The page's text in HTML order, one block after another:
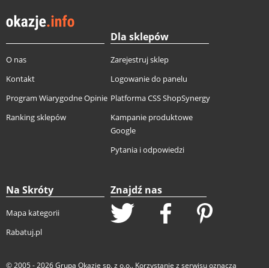
O nas
Kontakt
Program Wiarygodne Opinie
Ranking sklepów
Dla sklepów
Zarejestruj sklep
Logowanie do panelu
Platforma CSS ShopSynergy
Kampanie produktowe
Google
Pytania i odpowiedzi
Na Skróty
Mapa kategorii
Rabatuj.pl
Znajdź nas
© 2005 - 2026Grupa Okazje sp. z o.o.. Korzystanie z serwisu oznacza